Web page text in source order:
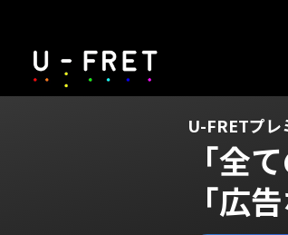
U-FRETプレ
「全
「広